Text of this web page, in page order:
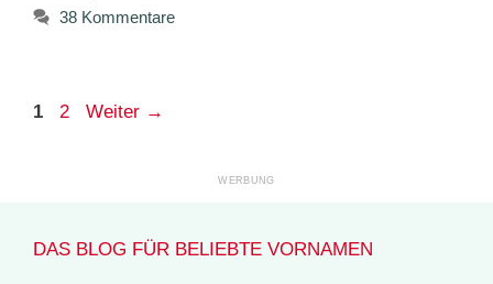
38 Kommentare
Seite
1 Seite
2 Weiter →
DAS BLOG FÜR BELIEBTE VORNAMEN